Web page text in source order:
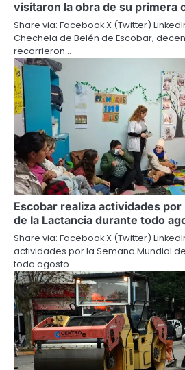
visitaron la obra de su primera
Share via: Facebook X (Twitter)
Chechela de Belén de Escobar,
recorrieron…
Escobar realiza actividades por
de la Lactancia durante todo
Share via: Facebook X (Twitter)
actividades por la Semana Mundial
todo agosto…